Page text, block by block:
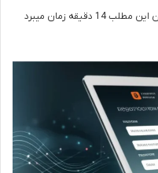
14 دقیقه زمان میبرد